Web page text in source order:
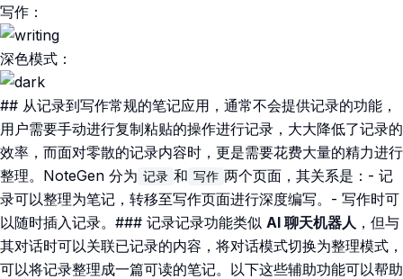
写作：
深色模式：
## 从记录到写作常规的笔记应用，通常不会提供记录的功能，
用户需要手动进行复制粘贴的操作进行记录，大大降低了记录的
效率，而面对零散的记录内容时，更是需要花费大量的精力进行
整理。NoteGen 分为 记录 和 写作 两个页面，其关系是：- 记
录可以整理为笔记，转移至写作页面进行深度编写。- 写作时可
以随时插入记录。### 记录记录功能类似 AI 聊天机器人 ，但与
其对话时可以关联已记录的内容，将对话模式切换为整理模式，
可以将记录整理成一篇可读的笔记。以下这些辅助功能可以帮助